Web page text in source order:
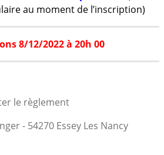
au moment de l’inscription)
8/12/2022 à 20h 00
le règlement
- 54270 Essey Les Nancy